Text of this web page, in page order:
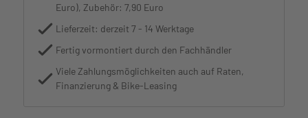
Euro), Zubehör: 7,90 Euro
Lieferzeit: derzeit 7 - 14 Werktage
Fertig vormontiert durch den Fachhändler
Viele Zahlungsmöglichkeiten auch auf Raten,
Finanzierung & Bike-Leasing